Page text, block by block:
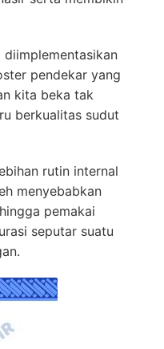
pendekar yang
kita beka tak
berkualitas sudut
rutin internal
menyebabkan
pemakai
seputar suatu